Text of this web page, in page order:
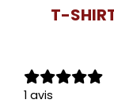
T-
1 avis